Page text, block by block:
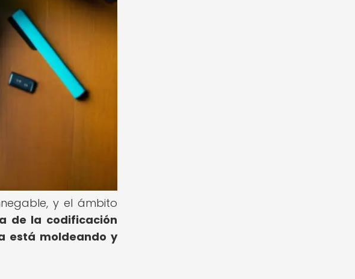
y el ámbito
de la codificación
está moldeando y